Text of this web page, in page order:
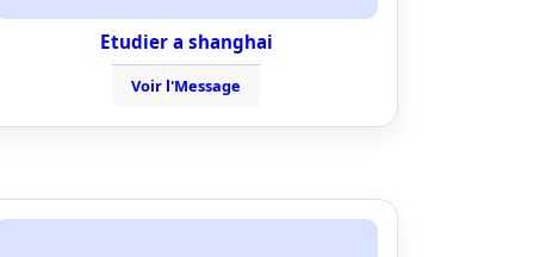
Etudier a shanghai
Voir l'Message